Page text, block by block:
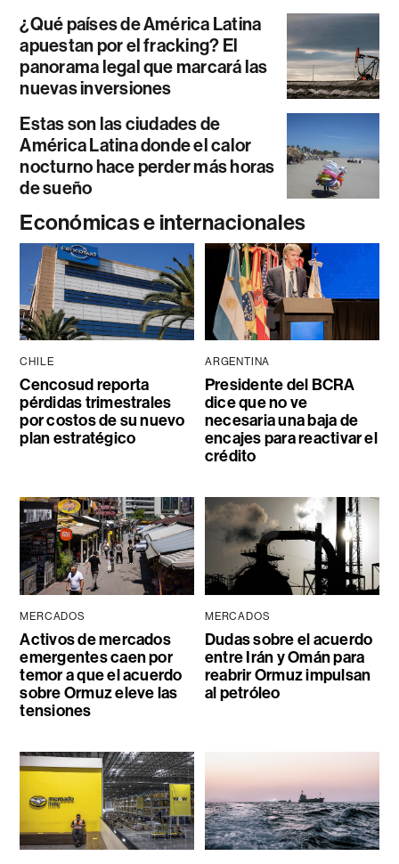
¿Qué países de América Latina
apuestan por el fracking? El
panorama legal que marcará las
nuevas inversiones
Estas son las ciudades de
América Latina donde el calor
nocturno hace perder más horas
de sueño
Económicas e internacionales
CHILE
Cencosud reporta
pérdidas trimestrales
por costos de su nuevo
plan estratégico
ARGENTINA
Presidente del BCRA
dice que no ve
necesaria una baja de
encajes para reactivar el
crédito
MERCADOS
Activos de mercados
emergentes caen por
temor a que el acuerdo
sobre Ormuz eleve las
tensiones
MERCADOS
Dudas sobre el acuerdo
entre Irán y Omán para
reabrir Ormuz impulsan
al petróleo